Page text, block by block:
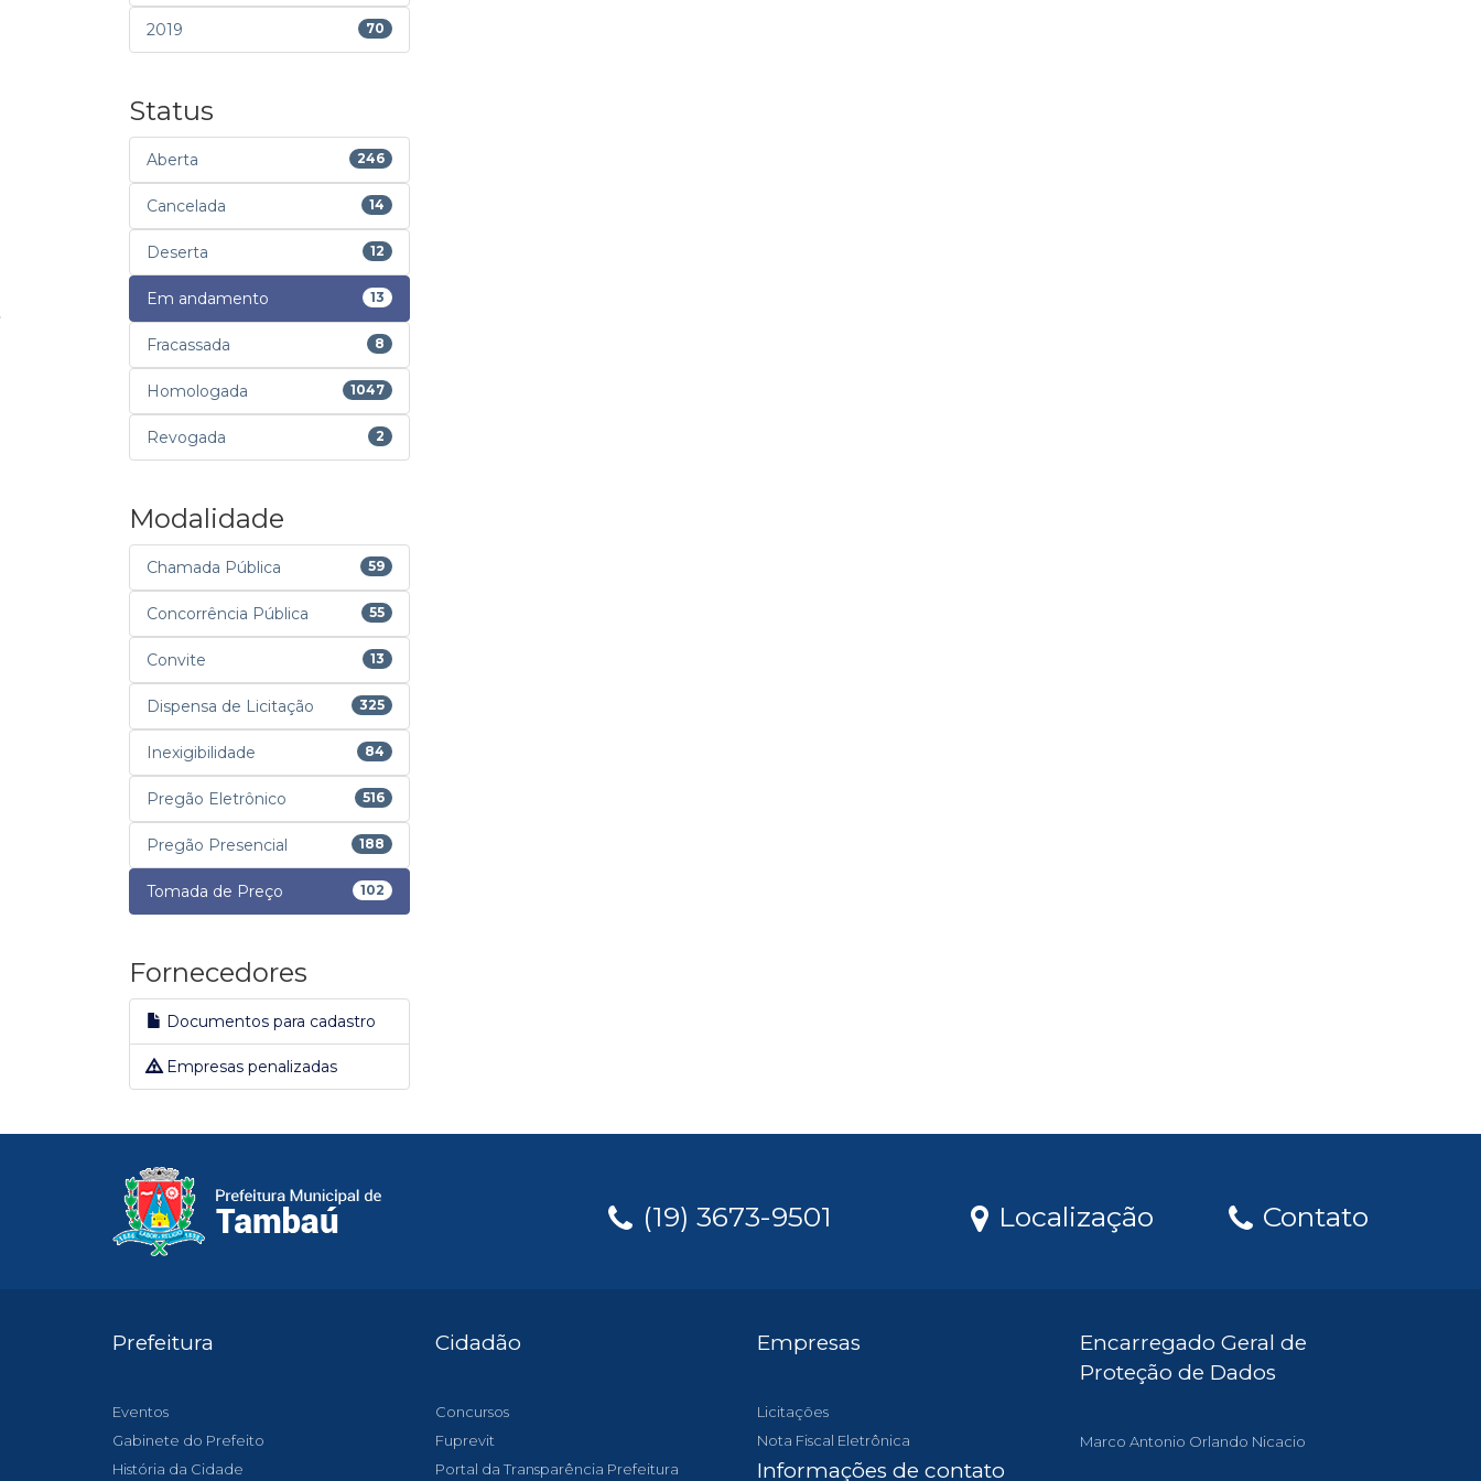
2019 70
Status
Aberta 246
Cancelada 14
Deserta 12
Em andamento 13
Fracassada 8
Homologada 1047
Revogada 2
Modalidade
Chamada Pública 59
Concorrência Pública 55
Convite 13
Dispensa de Licitação 325
Inexigibilidade 84
Pregão Eletrônico 516
Pregão Presencial 188
Tomada de Preço 102
Fornecedores
Documentos para cadastro
Empresas penalizadas
(19) 3673-9501 Localização Contato
Prefeitura
Eventos
Gabinete do Prefeito
História da Cidade
Cidadão
Concursos
Fuprevit
Portal da Transparência Prefeitura
Empresas
Licitações
Nota Fiscal Eletrônica
Encarregado Geral de
Proteção de Dados
Marco Antonio Orlando Nicacio
Informações de contato